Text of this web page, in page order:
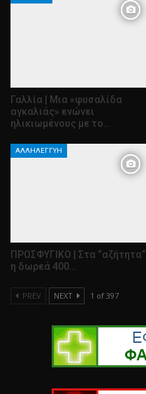
Γαλλία | Μια «φυσαλίδα
αγκαλιάς» ενώνει
ηλικιωμένους με το…
ΑΛΛΗΛΕΓΓΎΗ
ΠΡΟΣΦΥΓΙΚΟ | Στα “αζήτητα”
η δωρεά 400…
PREV NEXT 1 of 397